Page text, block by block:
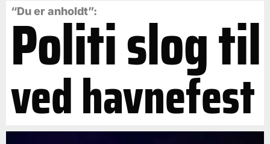
“Du er anholdt”:
Politi slog til
ved havnefest